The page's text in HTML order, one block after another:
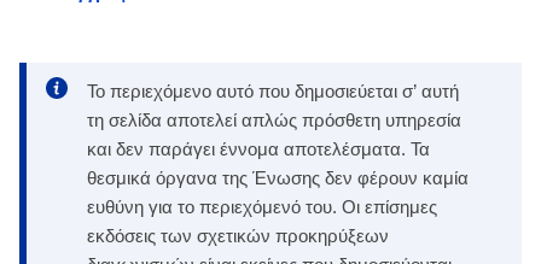
Το περιεχόμενο αυτό που δημοσιεύεται σ’ αυτή
τη σελίδα αποτελεί απλώς πρόσθετη υπηρεσία
και δεν παράγει έννομα αποτελέσματα. Τα
θεσμικά όργανα της Ένωσης δεν φέρουν καμία
ευθύνη για το περιεχόμενό του. Οι επίσημες
εκδόσεις των σχετικών προκηρύξεων